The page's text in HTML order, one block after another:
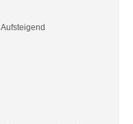
Aufsteigend